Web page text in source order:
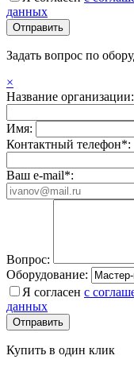
данных
Задать вопрос по
×
Название организации:
Имя:
Контактный телефон*:
Ваш e-mail*:
Вопрос:
Оборудование:
Я согласен с
данных
Купить в один клик